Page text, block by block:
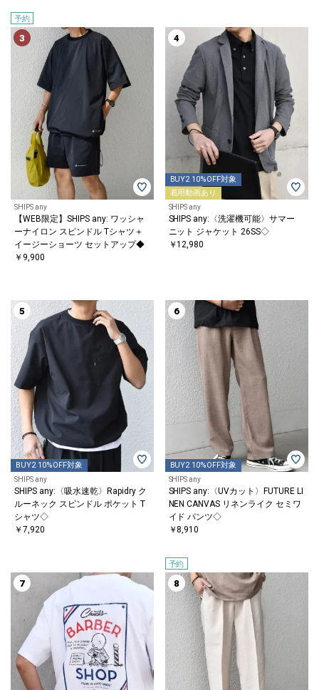
予約
3
SHIPS any
【WEB限定】SHIPS any: ワッシャ
ーナイロン スピンドル Tシャツ＋
イージーショーツ セットアップ◆
￥9,900
BUY2 10%OFF対象
着用動画あり
4
SHIPS any
SHIPS any:〈洗濯機可能〉サマー
ニット ジャケット 26SS◇
￥12,980
BUY2 10%OFF対象
5
SHIPS any
SHIPS any:〈吸水速乾〉Rapidry ク
ルーネック スピンドル ポケット T
シャツ◇
￥7,920
BUY2 10%OFF対象
6
SHIPS any
SHIPS any:〈UVカット〉FUTURE LI
NEN CANVAS リネンライク セミワ
イド パンツ◇
￥8,910
7
予約
8